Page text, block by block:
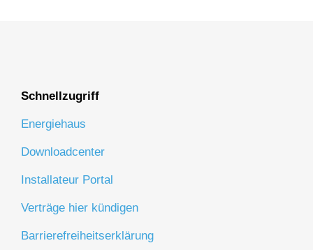
Schnellzugriff
Energiehaus
Downloadcenter
Installateur Portal
Verträge hier kündigen
Barrierefreiheitserklärung